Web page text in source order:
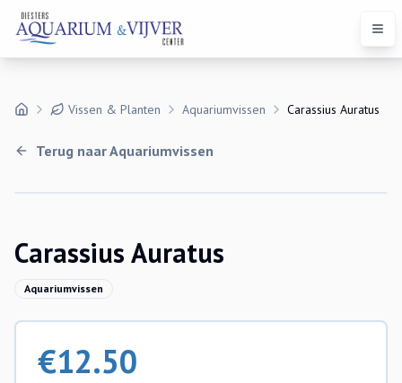
Vissen & Planten Aquariumvissen Carassius Auratus
Terug naarAquariumvissen
Carassius Auratus
Aquariumvissen
€12.50